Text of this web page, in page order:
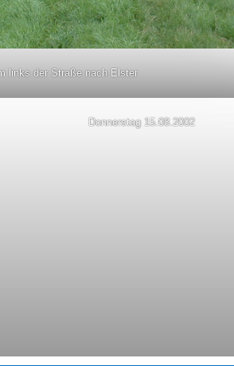
links der Straße nach Elster
Donnerstag 15.08.2002